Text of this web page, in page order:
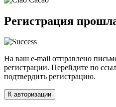
Регистрация
На ваш e-mail отправлено
регистрации. Перейдите по
подтвердить регистрацию.
К авторизации